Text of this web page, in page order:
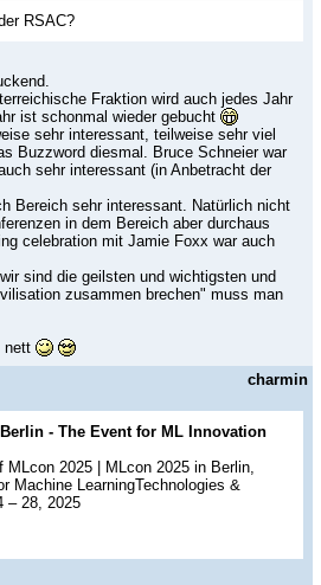
RSAC?
Fraktion wird auch jedes Jahr
ist schonmal wieder gebucht
sehr interessant, teilweise sehr viel
Buzzword diesmal. Bruce Schneier war
sehr interessant (in Anbetracht der
Bereich sehr interessant. Natürlich nicht
in dem Bereich aber durchaus
celebration mit Jamie Foxx war auch
sind die geilsten und wichtigsten und
zusammen brechen" muss man
nett
charmin
- The Event for ML Innovation
MLcon 2025 | MLcon 2025 in Berlin,
Machine LearningTechnologies &
– 28, 2025